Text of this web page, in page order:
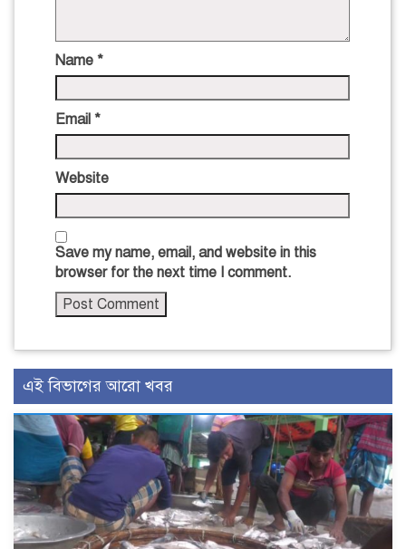
Name *
Email *
Website
Save my name, email, and website in this
browser for the next time I comment.
এই বিভাগের আরো খবর